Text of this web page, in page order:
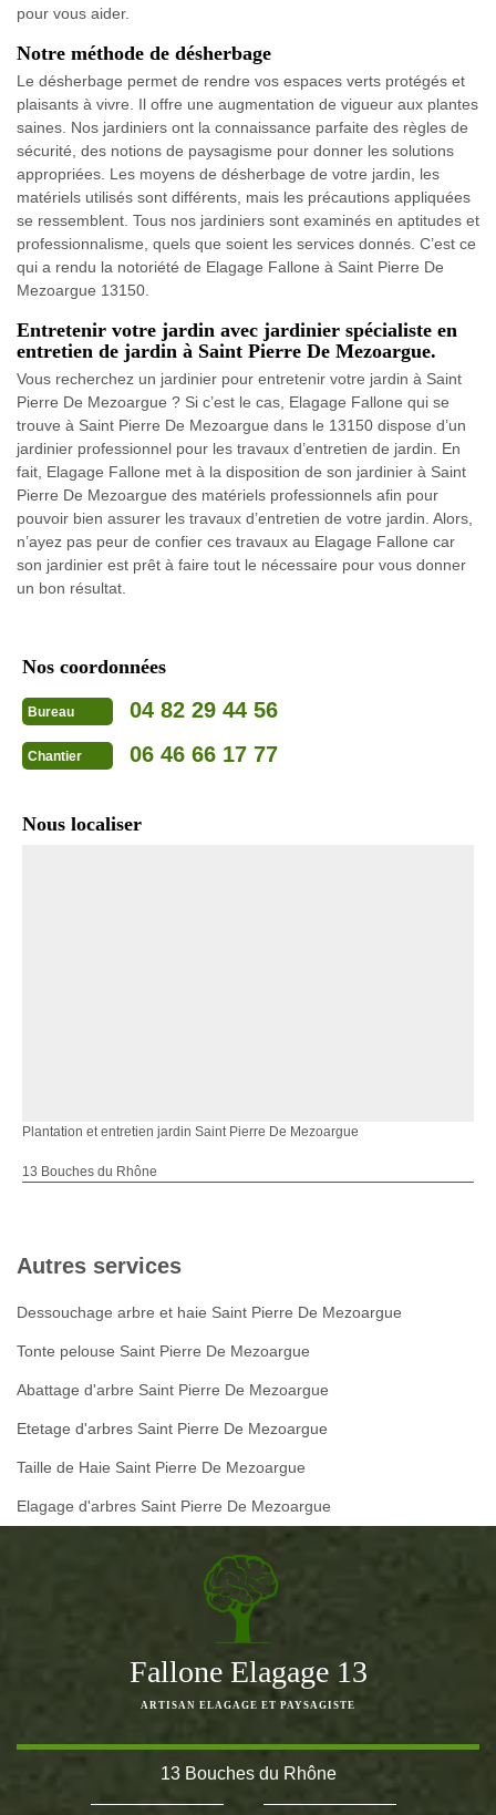
pour vous aider.
Notre méthode de désherbage
Le désherbage permet de rendre vos espaces verts protégés et
plaisants à vivre. Il offre une augmentation de vigueur aux plantes
saines. Nos jardiniers ont la connaissance parfaite des règles de
sécurité, des notions de paysagisme pour donner les solutions
appropriées. Les moyens de désherbage de votre jardin, les
matériels utilisés sont différents, mais les précautions appliquées
se ressemblent. Tous nos jardiniers sont examinés en aptitudes et
professionnalisme, quels que soient les services donnés. C’est ce
qui a rendu la notoriété de Elagage Fallone à Saint Pierre De
Mezoargue 13150.
Entretenir votre jardin avec jardinier spécialiste en
entretien de jardin à Saint Pierre De Mezoargue.
Vous recherchez un jardinier pour entretenir votre jardin à Saint
Pierre De Mezoargue ? Si c’est le cas, Elagage Fallone qui se
trouve à Saint Pierre De Mezoargue dans le 13150 dispose d’un
jardinier professionnel pour les travaux d’entretien de jardin. En
fait, Elagage Fallone met à la disposition de son jardinier à Saint
Pierre De Mezoargue des matériels professionnels afin pour
pouvoir bien assurer les travaux d’entretien de votre jardin. Alors,
n’ayez pas peur de confier ces travaux au Elagage Fallone car
son jardinier est prêt à faire tout le nécessaire pour vous donner
un bon résultat.
Nos coordonnées
Bureau 04 82 29 44 56
Chantier 06 46 66 17 77
Nous localiser
Plantation et entretien jardin Saint Pierre De Mezoargue
13 Bouches du Rhône
Autres services
Dessouchage arbre et haie Saint Pierre De Mezoargue
Tonte pelouse Saint Pierre De Mezoargue
Abattage d'arbre Saint Pierre De Mezoargue
Etetage d'arbres Saint Pierre De Mezoargue
Taille de Haie Saint Pierre De Mezoargue
Elagage d'arbres Saint Pierre De Mezoargue
Fallone Elagage 13
ARTISAN ELAGAGE ET PAYSAGISTE
13 Bouches du Rhône